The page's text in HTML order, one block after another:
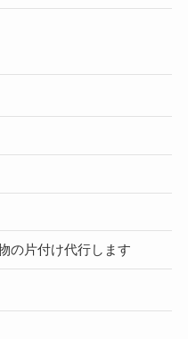
の片付け代行します